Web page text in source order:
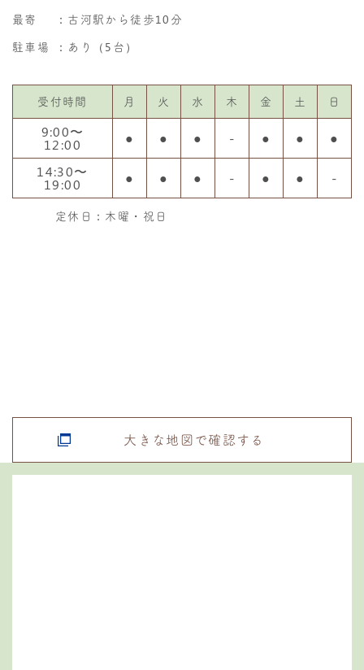
最寄
：古河駅から徒歩10分
駐車場
：あり（5台）
受付時間 月 火 水 木 金 土 日
9:00〜
12:00 ● ● ● - ● ●
●
14:30〜
19:00 ● ● ● - ● ● -
定休日：木曜・祝日
大きな地図で確認する